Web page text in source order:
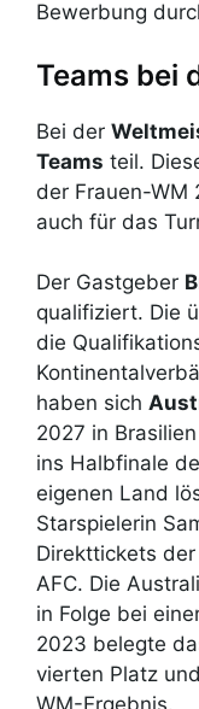
Bewerbung
Teams bei
Bei der
Teams teil.
der Frauen-
auch für das
Der Gastgeber
qualifiziert. Die
die
haben sich
2027 in
ins Halbfinale
eigenen Land
Starspielerin
Direkttickets
AFC. Die
in Folge bei
2023 belegte
vierten Platz